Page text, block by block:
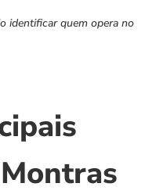
identificar quem opera no